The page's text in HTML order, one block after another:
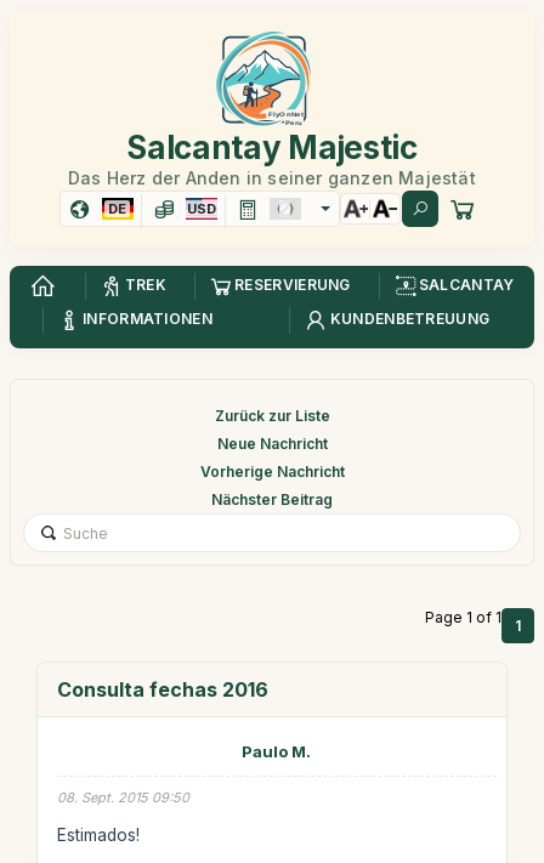
Salcantay Majestic
Das Herz der Anden in seiner ganzen Majestät
DE USD
TREK RESERVIERUNG
SALCANTAY
INFORMATIONEN
KUNDENBETREUUNG
Zurück zur Liste
Neue Nachricht
Vorherige Nachricht
Nächster Beitrag
Page 1 of 1 1
Consulta fechas 2016
Paulo M.
08. Sept. 2015 09:50
Estimados!